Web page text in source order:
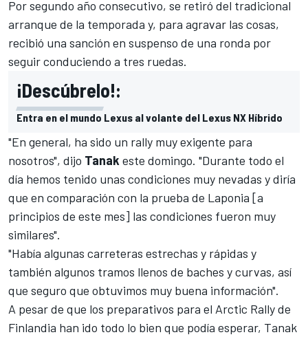
Por segundo año consecutivo, se retiró del tradicional
arranque de la temporada y, para agravar las cosas,
recibió una sanción en suspenso de una ronda por
seguir conduciendo a tres ruedas.
¡Descúbrelo!:
Entra en el mundo Lexus al volante del Lexus NX Híbrido
"En general, ha sido un rally muy exigente para
nosotros", dijo Tanak este domingo. "Durante todo el
día hemos tenido unas condiciones muy nevadas y diría
que en comparación con la prueba de Laponia [a
principios de este mes] las condiciones fueron muy
similares".
"Había algunas carreteras estrechas y rápidas y
también algunos tramos llenos de baches y curvas, así
que seguro que obtuvimos muy buena información".
A pesar de que los preparativos para el Arctic Rally de
Finlandia han ido todo lo bien que podía esperar, Tanak